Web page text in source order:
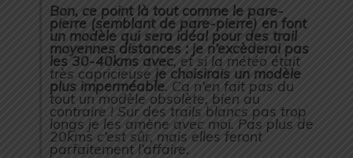
Bon, ce point là tout comme le pare-
pierre (semblant de pare-pierre) en font
un modèle qui sera idéal pour des trail
moyennes distances : je n’excèderai pas
les 30-40kms avec, et si la météo était
très capricieuse je choisirais un modèle
plus imperméable. Ca n’en fait pas du
tout un modèle obsolète, bien au
contraire ! Sur des trails blancs pas trop
longs je les amène avec moi. Pas plus de
20kms c’est sûr, mais elles feront
parfaitement l’affaire.